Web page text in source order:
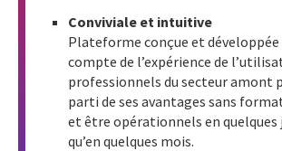
Conviviale et intuitive
Plateforme conçue et
compte de l’expérience de
professionnels du secteur amont
parti de ses avantages sans
et être opérationnels en
qu’en quelques mois.